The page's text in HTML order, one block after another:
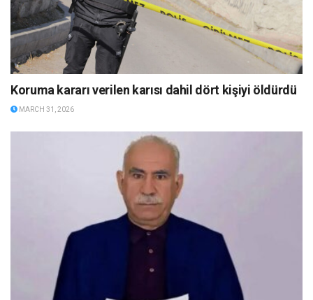
Koruma kararı verilen karısı dahil dört kişiyi öldürdü
MARCH 31, 2026